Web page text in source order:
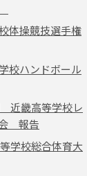
体操競技選手権
校ハンドボール
畿高等学校レ
会 報告
学校総合体育大